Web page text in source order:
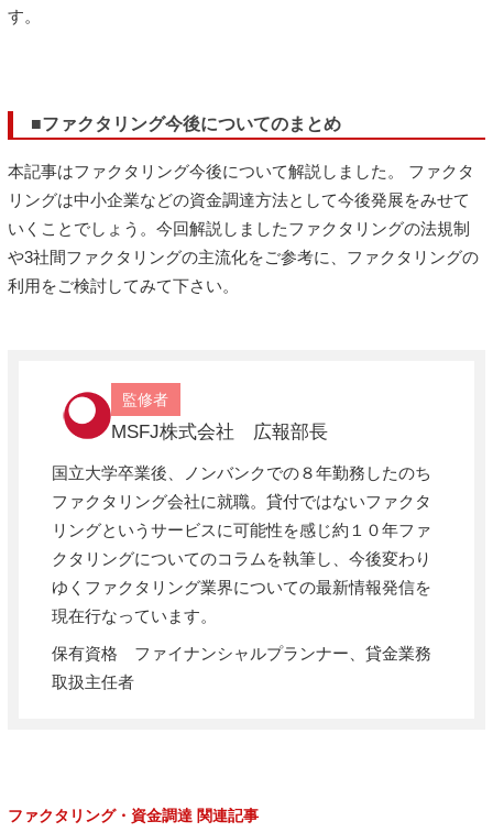
す。
■ファクタリング今後についてのまとめ
本記事はファクタリング今後について解説しました。 ファクタ
リングは中小企業などの資金調達方法として今後発展をみせて
いくことでしょう。今回解説しましたファクタリングの法規制
や3社間ファクタリングの主流化をご参考に、ファクタリングの
利用をご検討してみて下さい。
監修者
MSFJ株式会社 広報部長
国立大学卒業後、ノンバンクでの８年勤務したのち
ファクタリング会社に就職。貸付ではないファクタ
リングというサービスに可能性を感じ約１０年ファ
クタリングについてのコラムを執筆し、今後変わり
ゆくファクタリング業界についての最新情報発信を
現在行なっています。
保有資格 ファイナンシャルプランナー、貸金業務
取扱主任者
ファクタリング・資金調達 関連記事